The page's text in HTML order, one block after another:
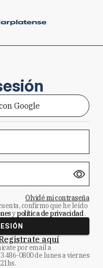
Google
Olvidé mi contraseña
confirmo que he leído
ypolítica de privacidad.
aquí
por email a
486-0800de lunes a viernes